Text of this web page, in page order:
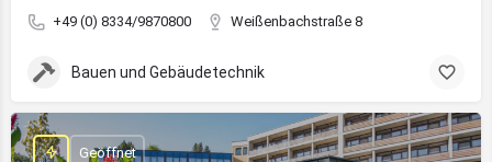
+49 (0) 8334/9870800 Weißenbachstraße 8
Bauen und Gebäudetechnik
Geöffnet